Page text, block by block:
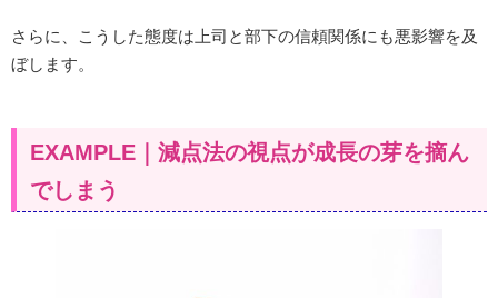
さらに、こうした態度は上司と部下の信頼関係にも悪影響を及
ぼします。
EXAMPLE｜減点法の視点が成長の芽を摘ん
でしまう